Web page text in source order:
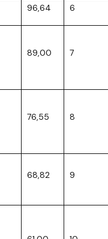
96,64 6
89,00 7
76,55 8
68,82 9